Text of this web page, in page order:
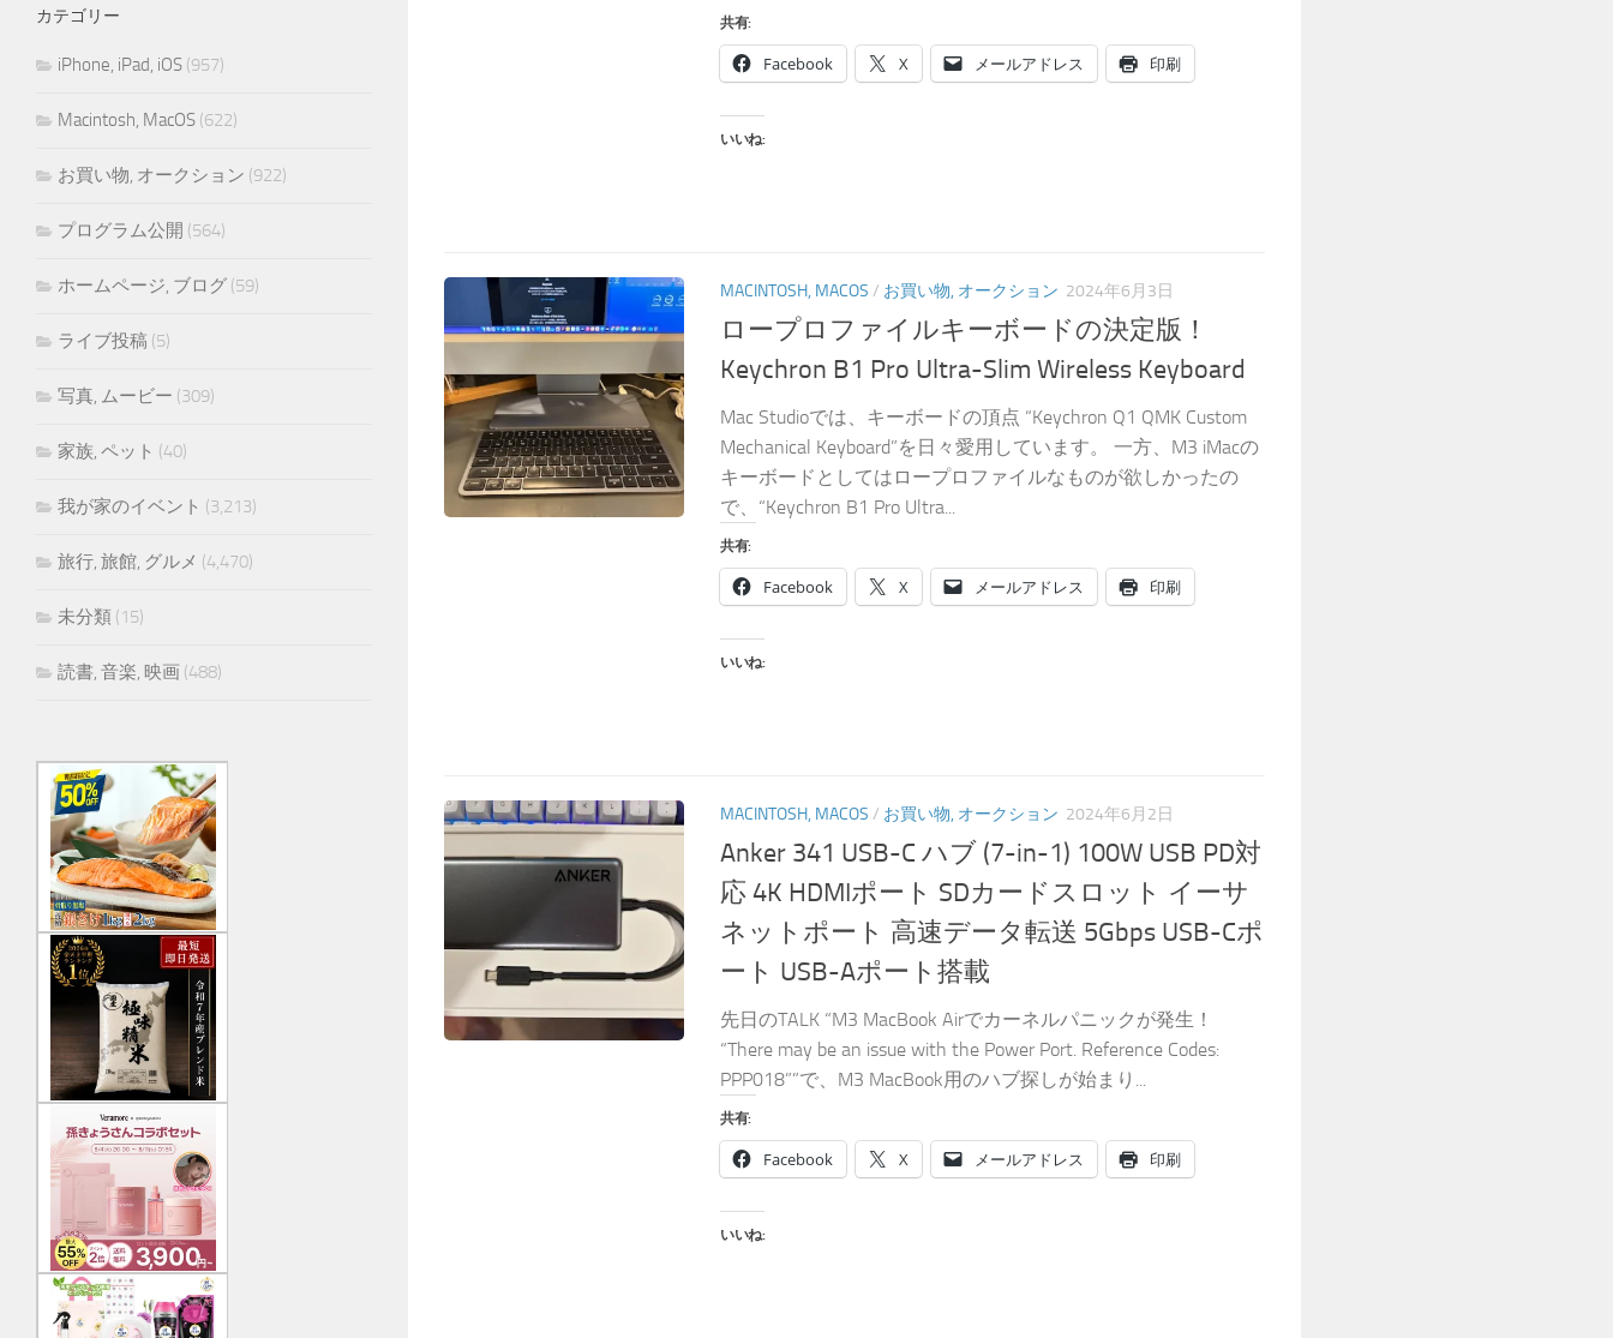
共有:
Facebook X メールアドレス 印刷
いいね:
MACINTOSH, MACOS / お買い物, オークション 2024年6月3日
ロープロファイルキーボードの決定版！
Keychron B1 Pro Ultra-Slim Wireless Keyboard
Mac Studioでは、キーボードの頂点 “Keychron Q1 QMK Custom
Mechanical Keyboard”を日々愛用しています。 一方、M3 iMacの
キーボードとしてはロープロファイルなものが欲しかったの
で、“Keychron B1 Pro Ultra...
共有:
Facebook X メールアドレス 印刷
いいね:
MACINTOSH, MACOS / お買い物, オークション 2024年6月2日
Anker 341 USB-C ハブ (7-in-1) 100W USB PD対
応 4K HDMIポート SDカードスロット イーサ
ネットポート 高速データ転送 5Gbps USB-Cポ
ート USB-Aポート搭載
先日のTALK “M3 MacBook Airでカーネルパニックが発生！
“There may be an issue with the Power Port. Reference Codes:
PPP018””で、M3 MacBook用のハブ探しが始まり...
共有:
Facebook X メールアドレス 印刷
いいね:
カテゴリー
iPhone, iPad, iOS (957)
Macintosh, MacOS (622)
お買い物, オークション (922)
プログラム公開 (564)
ホームページ, ブログ (59)
ライブ投稿 (5)
写真, ムービー (309)
家族, ペット (40)
我が家のイベント (3,213)
旅行, 旅館, グルメ (4,470)
未分類 (15)
読書, 音楽, 映画 (488)